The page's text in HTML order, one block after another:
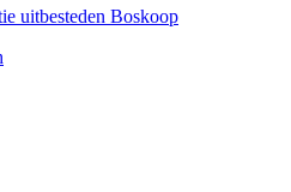
uitbesteden Boskoop